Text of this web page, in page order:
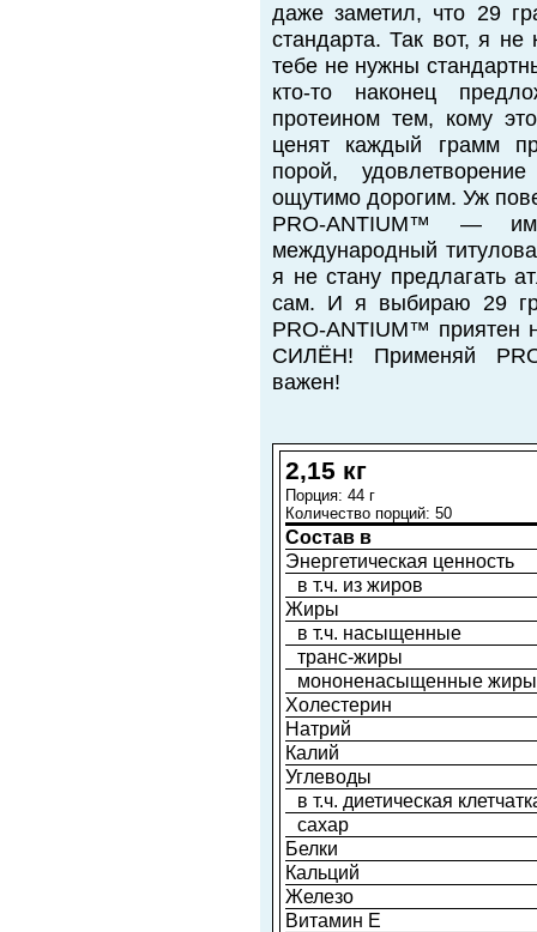
даже заметил, что 29
стандарта. Так вот, я не
тебе не нужны
кто-то наконец
протеином тем, кому
ценят каждый грамм
порой,
ощутимо дорогим. Уж
PRO-ANTIUM™ —
международный
я не стану предлагать
сам. И я выбираю 29
PRO-ANTIUM™ приятен
СИЛЁН! Применяй
важен!
2,15 кг
Порция: 44 г
Количество порций: 50
Состав в
Энергетическая ценность
в т.ч. из жиров
Жиры
в т.ч. насыщенные
транс-жиры
мононенасыщенные жиры
Холестерин
Натрий
Калий
Углеводы
в т.ч. диетическая
сахар
Белки
Кальций
Железо
Витамин Е